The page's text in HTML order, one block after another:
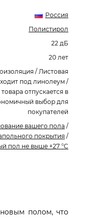
Россия
Полистирол
22 дБ
20 лет
/ Листовая
под линолеум /
отпускается в
выбор для
покупателей
вашего пола /
покрытия /
пол не выше +27 °C
полом, что